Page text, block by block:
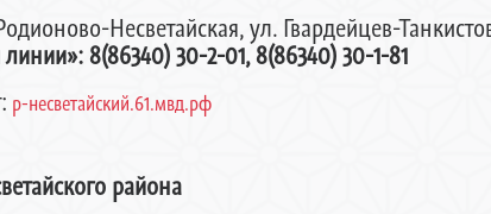
Несветайская, ул. Гвардейцев-
8(86340) 30-2-01, 8(86340) 30-1-81
р-несветайский.61.мвд.рф
района